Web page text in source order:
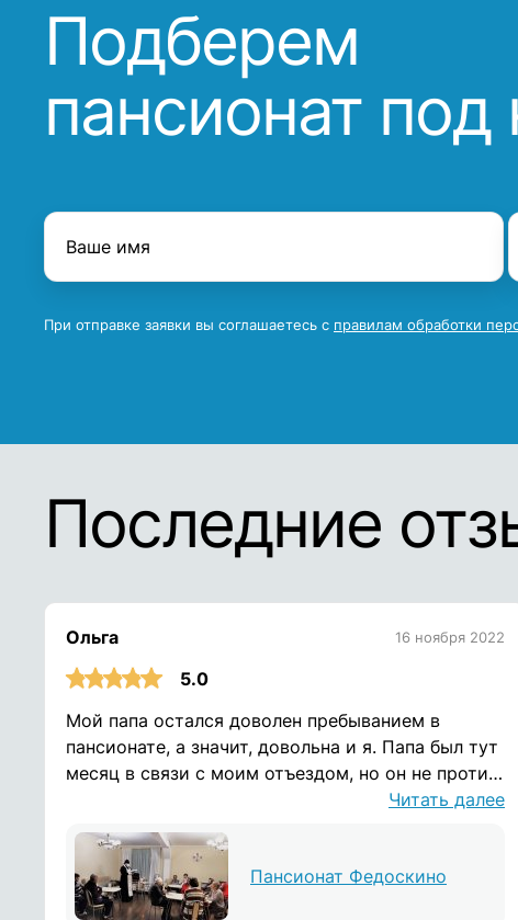
Подберем
пансионат под
При отправке заявки вы соглашаетесь с правилам обработки
Последние
Ольга 16 ноября 2022
5.0
Мой папа остался доволен пребыванием в
пансионате, а значит, довольна и я. Папа был тут
месяц в связи с моим отъездом, но он не против,
тут жить и дальше. Спасибо вам за теплуюЧитать далее
Пансионат Федоскино